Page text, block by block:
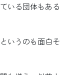
いる団体もある
いうのも面白そ